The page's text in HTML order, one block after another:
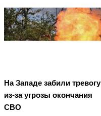
На Западе забили тревогу
из-за угрозы окончания
СВО